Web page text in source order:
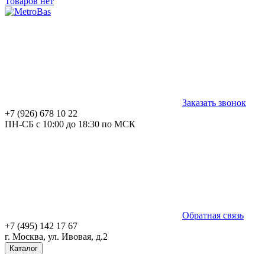
Заказать звонок
+7 (926) 678 10 22
ПН-СБ с 10:00 до 18:30 по МСК
Обратная связь
+7 (495) 142 17 67
г. Москва, ул. Ивовая, д.2
Каталог